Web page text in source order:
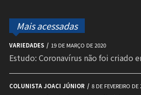
Mais acessadas
VARIEDADES 19 DE MARÇO DE 2020
Estudo: Coronavírus não foi criado
COLUNISTA JOACI JÚNIOR 8 DE FEVEREIRO DE